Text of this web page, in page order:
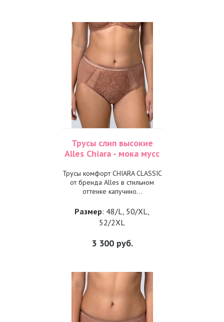
Трусы слип высокие
Alles Chiara - мока мусс
Трусы комфорт CHIARA CLASSIC
от бренда Alles в стильном
оттенке капучино...
Размер: 48/L, 50/XL,
52/2XL
3 300руб.